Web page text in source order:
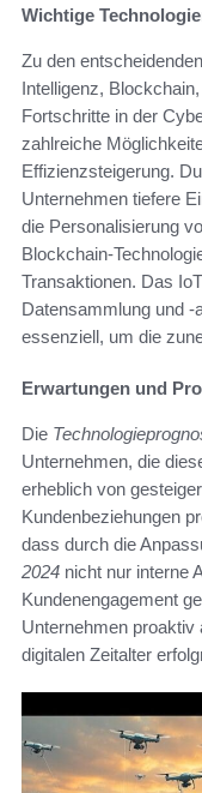
Wichtige
Zu den
Intelligenz,
Fortschritte in der
zahlreiche
Effizienzsteigerung.
Unternehmen tiefere
die Personalisierung
Blockchain-
Transaktionen. Das
Datensammlung und
essenziell, um die
Erwartungen und
Die
Unternehmen, die
erheblich von
Kundenbeziehungen
dass durch die
2024 nicht nur interne
Kundenengagement
Unternehmen proaktiv
digitalen Zeitalter